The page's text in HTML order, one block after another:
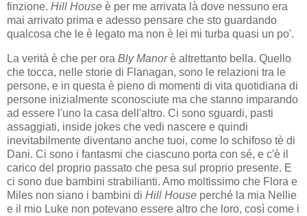
finzione. Hill House è per me arrivata là dove nessuno era
mai arrivato prima e adesso pensare che sto guardando
qualcosa che le è legato ma non è lei mi turba quasi un po'.
La verità è che per ora Bly Manorè altrettanto bella. Quello
che tocca, nelle storie di Flanagan, sono le relazioni tra le
persone, e in questa è pieno di momenti di vita quotidiana di
persone inizialmente sconosciute ma che stanno imparando
ad essere l'uno la casa dell'altro. Ci sono sguardi, pasti
assaggiati, inside jokes che vedi nascere e quindi
inevitabilmente diventano anche tuoi, come lo schifoso tè di
Dani. Ci sono i fantasmi che ciascuno porta con sé, e c'è il
carico del proprio passato che pesa sul proprio presente. E
ci sono due bambini strabilianti. Amo moltissimo che Flora e
Miles non siano i bambini di Hill House perché la mia Nellie
e il mio Luke non potevano essere altro che loro, così come i